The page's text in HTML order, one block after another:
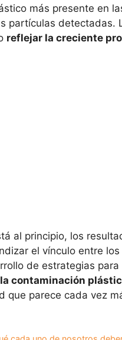
más presente en
partículas
reflejar la creciente
al principio, los
el vínculo entre
de estrategias
contaminación
que parece cada vez